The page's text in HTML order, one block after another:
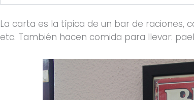
La carta es la típica de un bar de raciones,
etc. También hacen comida para llevar: